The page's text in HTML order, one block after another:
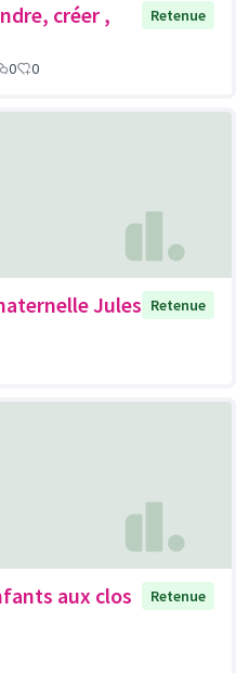
créer ,
Retenue
0 0
Jules Retenue
aux clos
Retenue